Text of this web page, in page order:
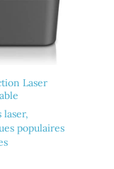
Laser
laser,
populaires